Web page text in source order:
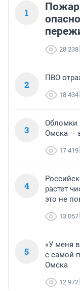
1
Пожар
28 238
2
ПВО
18 434
3
Обломки
Омска —
17 419
4
растет
это не
13 057
5
«У меня
с самой
Омска
12 972